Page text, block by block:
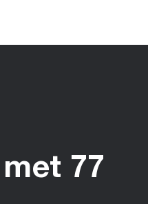
77